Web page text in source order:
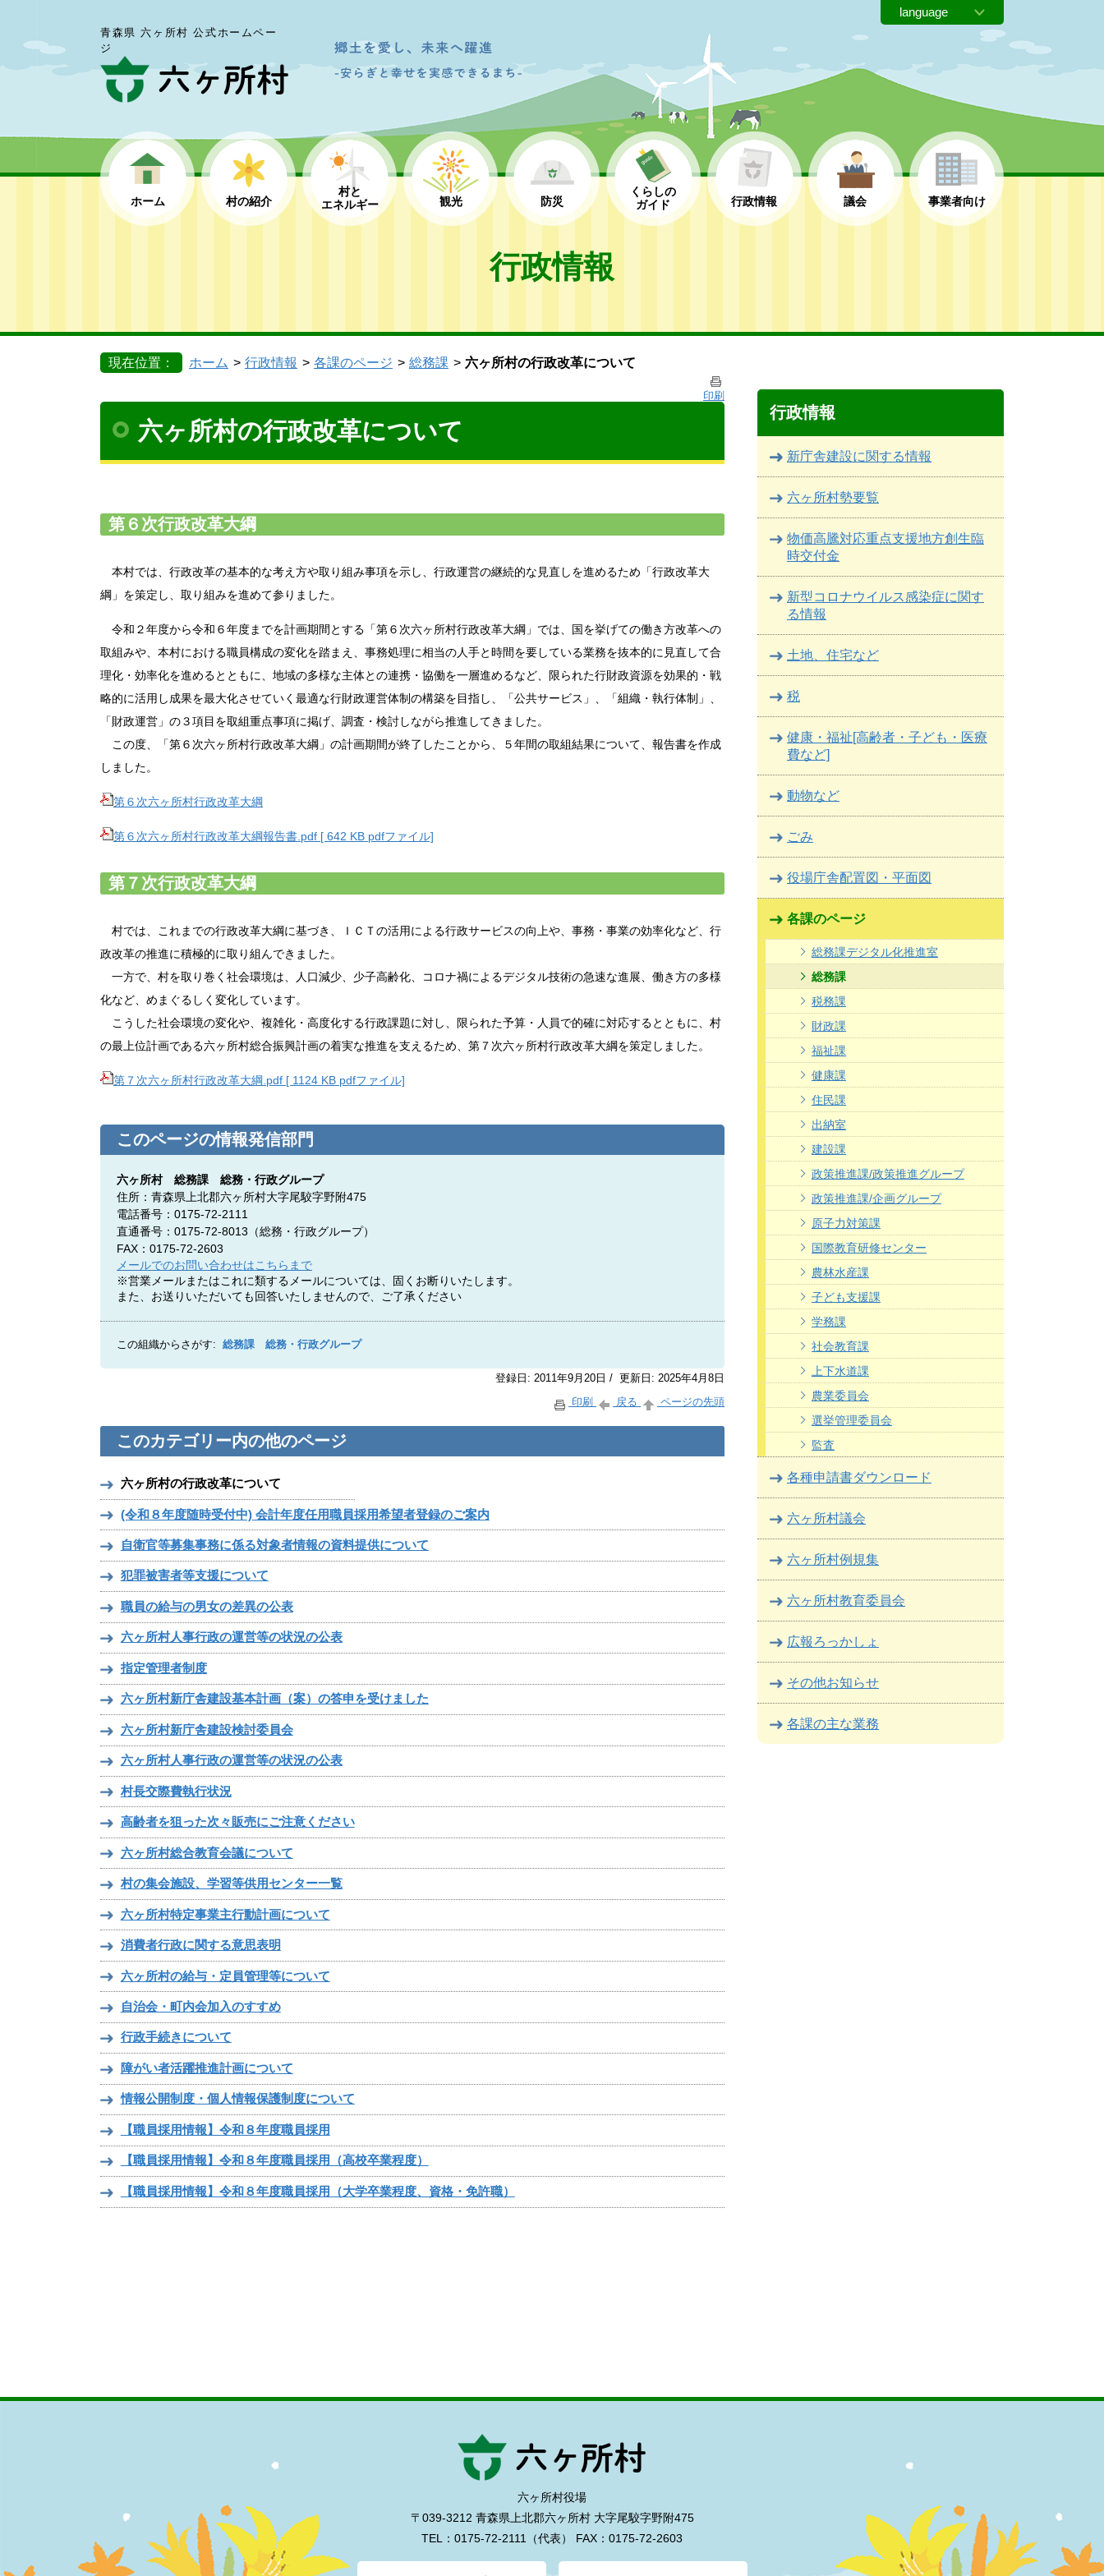
青森県 六ヶ所村 公式ホームペー
ジ
ホーム 村の紹介
村と
エネルギー
観光 防災
くらしの
ガイド
行政情報 議会 事業者向け
行政情報
現在位置： ホーム 行政情報 各課のページ 総務課 六ヶ所村の行政改革について
行政情報
新庁舎建設に関する情報
六ヶ所村勢要覧
物価高騰対応重点支援地方創生臨
時交付金
新型コロナウイルス感染症に関す
る情報
土地、住宅など
税
健康・福祉[高齢者・子ども・医療
費など]
動物など
ごみ
役場庁舎配置図・平面図
各課のページ
総務課デジタル化推進室
総務課
税務課
財政課
福祉課
健康課
住民課
出納室
建設課
政策推進課/政策推進グループ
政策推進課/企画グループ
原子力対策課
国際教育研修センター
農林水産課
子ども支援課
学務課
社会教育課
上下水道課
農業委員会
選挙管理委員会
監査
各種申請書ダウンロード
六ヶ所村議会
六ヶ所村例規集
六ヶ所村教育委員会
広報ろっかしょ
その他お知らせ
各課の主な業務
印刷
六ヶ所村の行政改革について
第６次行政改革大綱
本村では、行政改革の基本的な考え方や取り組み事項を示し、行政運営の継続的な見直しを進めるため「行政改革大
綱」を策定し、取り組みを進めて参りました。
令和２年度から令和６年度までを計画期間とする「第６次六ヶ所村行政改革大綱」では、国を挙げての働き方改革への
取組みや、本村における職員構成の変化を踏まえ、事務処理に相当の人手と時間を要している業務を抜本的に見直して合
理化・効率化を進めるとともに、地域の多様な主体との連携・協働を一層進めるなど、限られた行財政資源を効果的・戦
略的に活用し成果を最大化させていく最適な行財政運営体制の構築を目指し、「公共サービス」、「組織・執行体制」、
「財政運営」の３項目を取組重点事項に掲げ、調査・検討しながら推進してきました。
この度、「第６次六ヶ所村行政改革大綱」の計画期間が終了したことから、５年間の取組結果について、報告書を作成
しました。
第６次六ヶ所村行政改革大綱
第６次六ヶ所村行政改革大綱報告書.pdf [ 642 KB pdfファイル]
第７次行政改革大綱
村では、これまでの行政改革大綱に基づき、ＩＣＴの活用による行政サービスの向上や、事務・事業の効率化など、行
政改革の推進に積極的に取り組んできました。
一方で、村を取り巻く社会環境は、人口減少、少子高齢化、コロナ禍によるデジタル技術の急速な進展、働き方の多様
化など、めまぐるしく変化しています。
こうした社会環境の変化や、複雑化・高度化する行政課題に対し、限られた予算・人員で的確に対応するとともに、村
の最上位計画である六ヶ所村総合振興計画の着実な推進を支えるため、第７次六ヶ所村行政改革大綱を策定しました。
第７次六ヶ所村行政改革大綱.pdf [ 1124 KB pdfファイル]
このページの情報発信部門
六ヶ所村 総務課 総務・行政グループ
住所：青森県上北郡六ヶ所村大字尾駮字野附475
電話番号：0175-72-2111
直通番号：0175-72-8013（総務・行政グループ）
FAX：0175-72-2603
メールでのお問い合わせはこちらまで
※営業メールまたはこれに類するメールについては、固くお断りいたします。
また、お送りいただいても回答いたしませんので、ご了承ください
この組織からさがす: 総務課 総務・行政グループ
登録日: 2011年9月20日 / 更新日: 2025年4月8日
印刷
戻る ページの先頭
このカテゴリー内の他のページ
六ヶ所村の行政改革について
(令和８年度随時受付中) 会計年度任用職員採用希望者登録のご案内
自衛官等募集事務に係る対象者情報の資料提供について
犯罪被害者等支援について
職員の給与の男女の差異の公表
六ヶ所村人事行政の運営等の状況の公表
指定管理者制度
六ヶ所村新庁舎建設基本計画（案）の答申を受けました
六ヶ所村新庁舎建設検討委員会
六ヶ所村人事行政の運営等の状況の公表
村長交際費執行状況
高齢者を狙った次々販売にご注意ください
六ヶ所村総合教育会議について
村の集会施設、学習等供用センター一覧
六ヶ所村特定事業主行動計画について
消費者行政に関する意思表明
六ヶ所村の給与・定員管理等について
自治会・町内会加入のすすめ
行政手続きについて
障がい者活躍推進計画について
情報公開制度・個人情報保護制度について
【職員採用情報】令和８年度職員採用
【職員採用情報】令和８年度職員採用（高校卒業程度）
【職員採用情報】令和８年度職員採用（大学卒業程度、資格・免許職）
六ヶ所村役場
〒039-3212 青森県上北郡六ヶ所村大字尾駮字野附475
TEL：0175-72-2111（代表）
FAX：0175-72-2603